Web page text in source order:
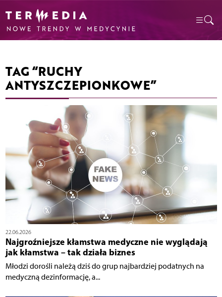
TAG “RUCHY
ANTYSZCZEPIONKOWE”
22.06.2026
Najgroźniejsze kłamstwa medyczne nie wyglądają
jak kłamstwa – tak działa biznes
Młodzi dorośli należą dziś do grup najbardziej podatnych na
medyczną dezinformację, a...